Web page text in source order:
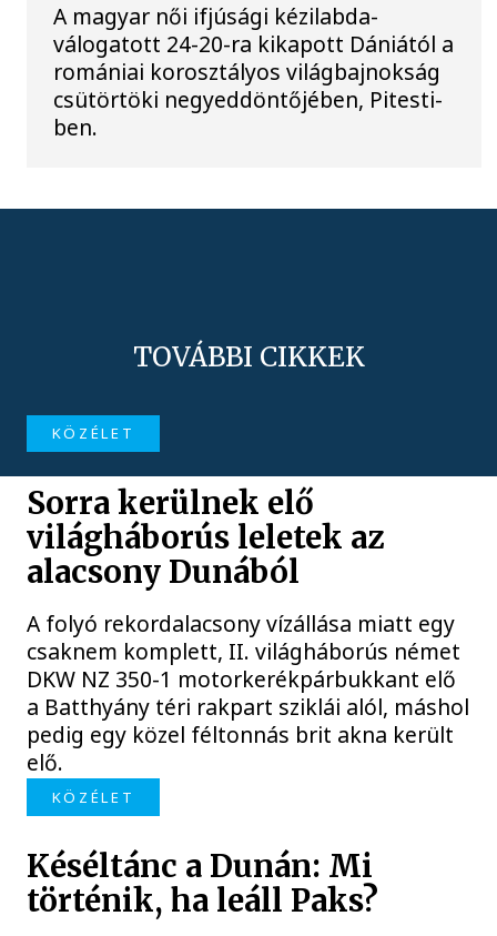
A magyar női ifjúsági kézilabda-
válogatott 24-20-ra kikapott Dániától a
romániai korosztályos világbajnokság
csütörtöki negyeddöntőjében, Pitesti-
ben.
TOVÁBBI CIKKEK
KÖZÉLET
Sorra kerülnek elő
világháborús leletek az
alacsony Dunából
A folyó rekordalacsony vízállása miatt egy
csaknem komplett, II. világháborús német
DKW NZ 350-1 motorkerékpárbukkant elő
a Batthyány téri rakpart sziklái alól, máshol
pedig egy közel féltonnás brit akna került
elő.
KÖZÉLET
Késéltánc a Dunán: Mi
történik, ha leáll Paks?